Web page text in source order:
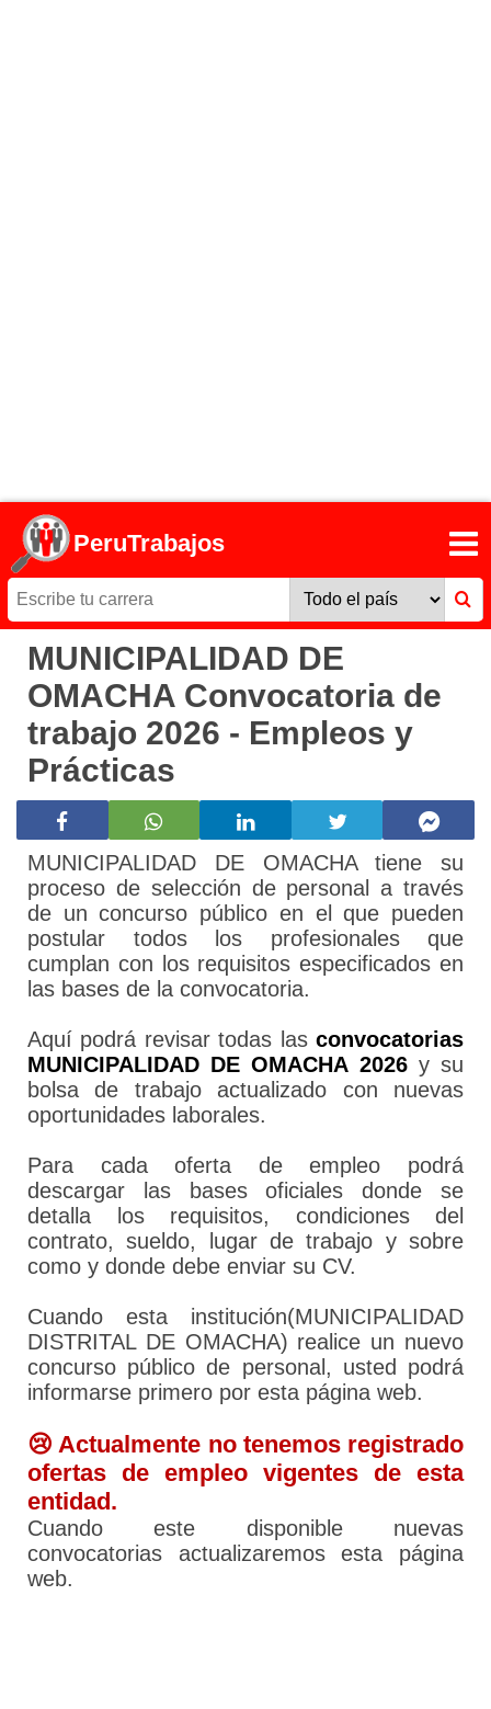
PeruTrabajos
MUNICIPALIDAD DE
OMACHA Convocatoria de
trabajo 2026 - Empleos y
Prácticas
MUNICIPALIDAD DE OMACHA tiene su
proceso de selección de personal a través
de un concurso público en el que pueden
postular todos los profesionales que
cumplan con los requisitos especificados en
las bases de la convocatoria.
Aquí podrá revisar todas las convocatorias
MUNICIPALIDAD DE OMACHA 2026y su
bolsa de trabajo actualizado con nuevas
oportunidades laborales.
Para cada oferta de empleo podrá
descargar las bases oficiales donde se
detalla los requisitos, condiciones del
contrato, sueldo, lugar de trabajo y sobre
como y donde debe enviar su CV.
Cuando esta institución(MUNICIPALIDAD
DISTRITAL DE OMACHA) realice un nuevo
concurso público de personal, usted podrá
informarse primero por esta página web.
😢 Actualmente no tenemos registrado
ofertas de empleo vigentes de esta
entidad.
Cuando este disponible nuevas
convocatorias actualizaremos esta página
web.